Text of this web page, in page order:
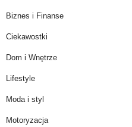
Biznes i Finanse
Ciekawostki
Dom i Wnętrze
Lifestyle
Moda i styl
Motoryzacja